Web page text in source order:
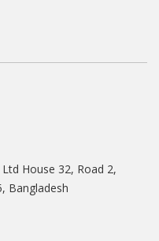
House 32, Road 2,
Bangladesh